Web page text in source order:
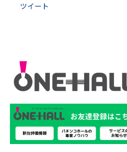
ツイート